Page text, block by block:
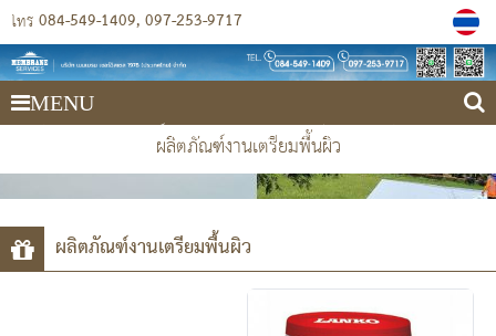
โทร 084-549-1409 097-253-9717
MENU
บริษัท เมมเบรน เซอร์วิสเซส 1978 (ประเทศไทย) จำกัด
ผลิตภัณฑ์งานเตรียมพื้นผิว
ผลิตภัณฑ์งานเตรียมพื้นผิว